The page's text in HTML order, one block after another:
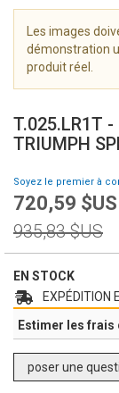
T.025.LR1T
TRIUMPH
Soyez le premier à
Prix
720,59 $US
Prix
normal
935,83 $US
EN STOCK
EXPÉDITION
Estimer les frais
poser une
i
g
a
r
y
Les images
démonstration
produit réel.
k
p
o
t
h
e
b
e
g
i
n
n